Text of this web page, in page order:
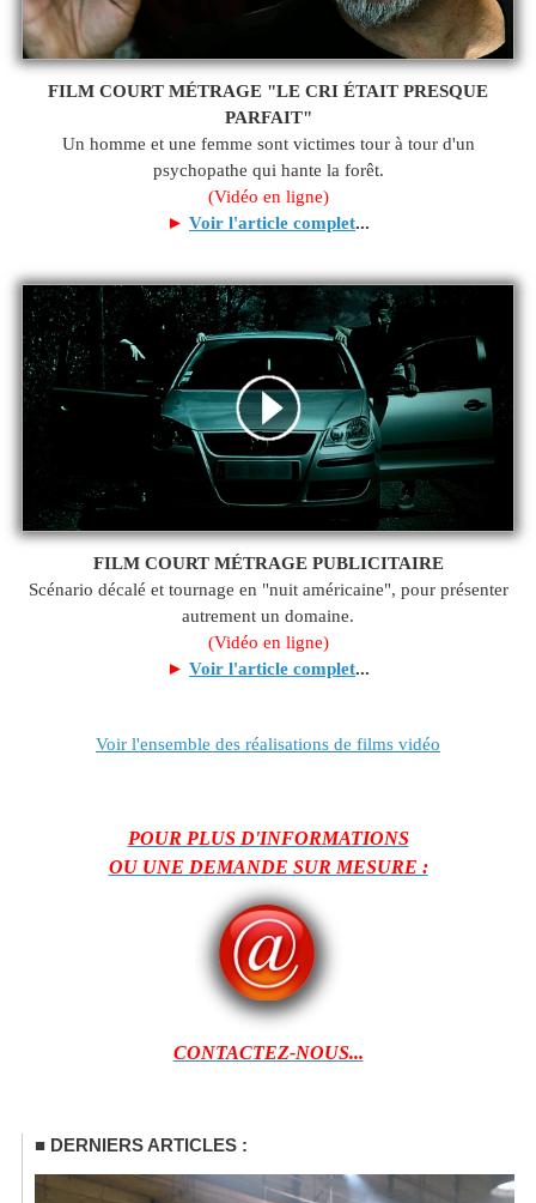
FILM COURT MÉTRAGE "LE CRI ÉTAIT PRESQUE
PARFAIT"
Un homme et une femme sont victimes tour à tour d'un
psychopathe qui hante la forêt.
(Vidéo en ligne)
► Voir l'article complet...
FILM COURT MÉTRAGE PUBLICITAIRE
Scénario décalé et tournage en "nuit américaine", pour présenter
autrement un domaine.
(Vidéo en ligne)
► Voir l'article complet...
Voir l'ensemble des réalisations de films vidéo
POUR PLUS D'INFORMATIONS
OU UNE DEMANDE SUR MESURE :
CONTACTEZ-NOUS...
DERNIERS ARTICLES :